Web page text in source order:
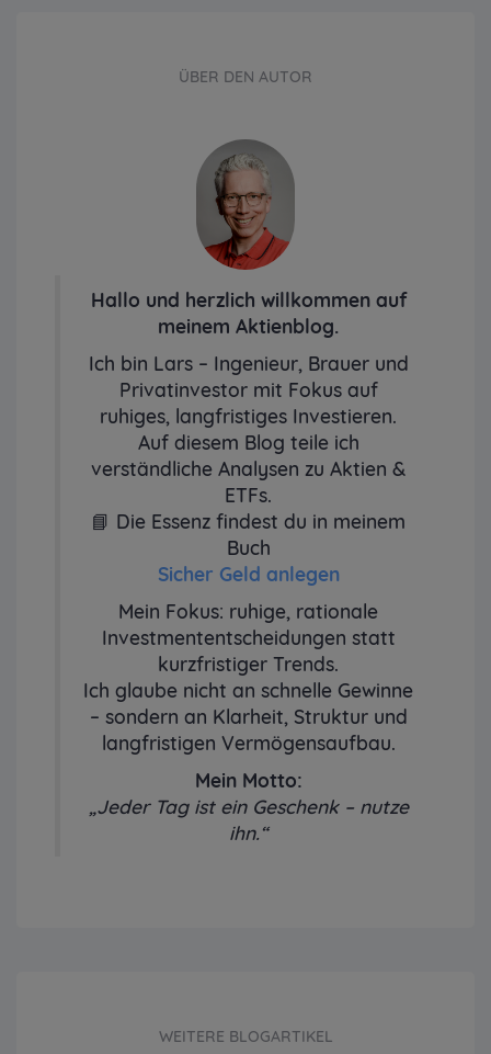
ÜBER DEN AUTOR
Hallo und herzlich willkommen auf
meinem Aktienblog.
Ich bin Lars – Ingenieur, Brauer und
Privatinvestor mit Fokus auf
ruhiges, langfristiges Investieren.
Auf diesem Blog teile ich
verständliche Analysen zu Aktien &
ETFs.
📘 Die Essenz findest du in meinem
Buch
Sicher Geld anlegen
Mein Fokus: ruhige, rationale
Investmententscheidungen statt
kurzfristiger Trends.
Ich glaube nicht an schnelle Gewinne
– sondern an Klarheit, Struktur und
langfristigen Vermögensaufbau.
Mein Motto:
„Jeder Tag ist ein Geschenk – nutze
ihn.“
WEITERE BLOGARTIKEL